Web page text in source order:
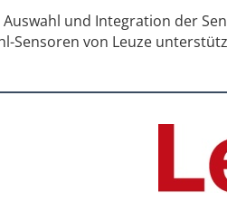
und Integration der
Sensoren von Leuze